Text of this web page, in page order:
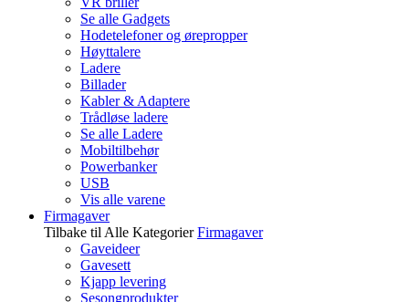
Se alle Gadgets
Hodetelefoner og ørepropper
Høyttalere
Ladere
Billader
Kabler & Adaptere
Trådløse ladere
Se alle Ladere
Mobiltilbehør
Powerbanker
USB
Vis alle varene
Firmagaver
Tilbake til Alle Kategorier Firmagaver
Gaveideer
Gavesett
Kjapp levering
Sesongprodukter